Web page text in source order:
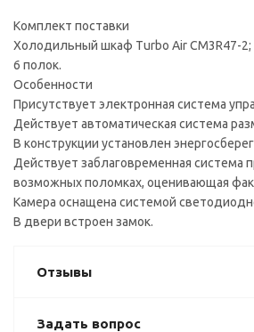
Комплект поставки
Холодильный шкаф Turbo Air CM3R47-2;
6 полок.
Особенности
Присутствует электронная система
Действует автоматическая система
В конструкции установлен
Действует заблаговременная система
возможных поломках, оценивающая
Камера оснащена системой
В двери встроен замок.
Отзывы
Задать вопрос